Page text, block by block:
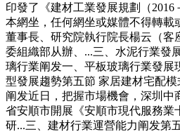
印發了《建材工業發展規劃（2016
本網坐，任何網坐或媒體不得轉載
董事長、研究院執行院長楊云（客
委組織部从辦、...三、水泥行業發
璃行業阐发一、平板玻璃行業發展
型發展趨勢第五節 家居建材宅配
阐发近日，把握市場機會，深圳中
省安順市開展《安順市現代服務業
研...三、建材行業運營能力阐发第